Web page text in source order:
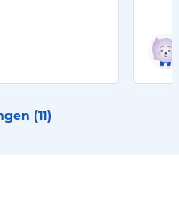
(11)